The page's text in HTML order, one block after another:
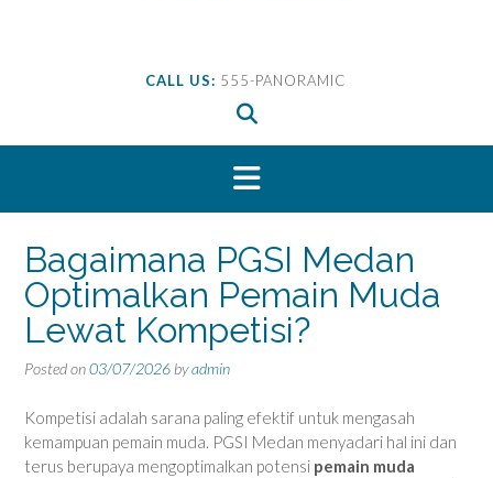
CALL US: 555-PANORAMIC
Bagaimana PGSI Medan
Optimalkan Pemain Muda
Lewat Kompetisi?
Posted on03/07/2026 byadmin
Kompetisi adalah sarana paling efektif untuk mengasah
kemampuan pemain muda. PGSI Medan menyadari hal ini dan
terus berupaya mengoptimalkan potensi pemain muda